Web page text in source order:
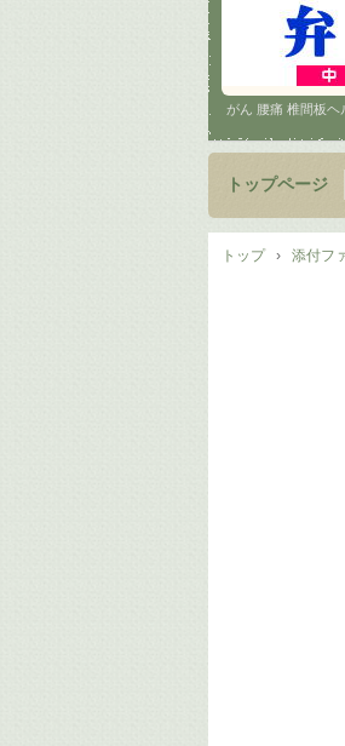
がん 腰痛 椎間板
トップページ
トップ › 添付フ